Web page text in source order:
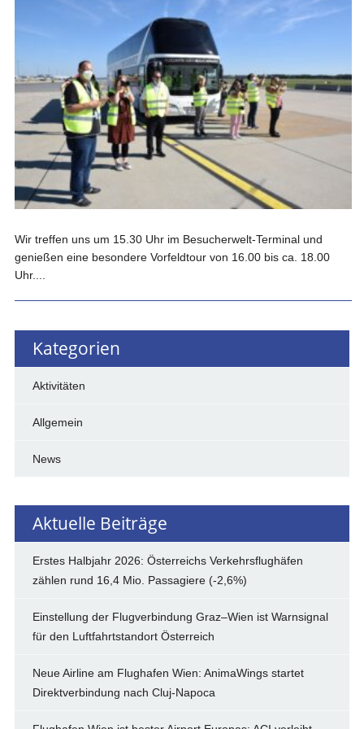
Wir treffen uns um 15.30 Uhr im Besucherwelt-Terminal und
genießen eine besondere Vorfeldtour von 16.00 bis ca. 18.00
Uhr....
Kategorien
Aktivitäten
Allgemein
News
Aktuelle Beiträge
Erstes Halbjahr 2026: Österreichs Verkehrsflughäfen
zählen rund 16,4 Mio. Passagiere (-2,6%)
Einstellung der Flugverbindung Graz–Wien ist Warnsignal
für den Luftfahrtstandort Österreich
Neue Airline am Flughafen Wien: AnimaWings startet
Direktverbindung nach Cluj-Napoca